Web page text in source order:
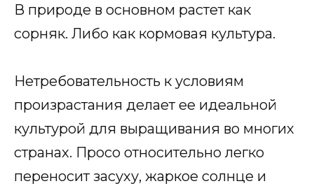
В природе в основном растет как
сорняк. Либо как кормовая культура.
Нетребовательность к условиям
произрастания делает ее идеальной
культурой для выращивания во многих
странах. Просо относительно легко
переносит засуху, жаркое солнце и